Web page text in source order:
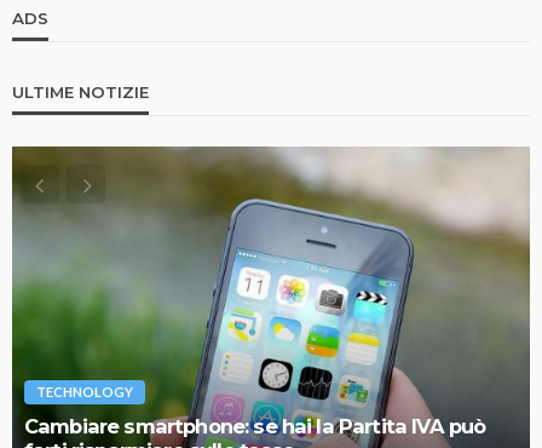
ADS
ULTIME NOTIZIE
TECHNOLOGY
Cambiare smartphone: se hai la Partita IVA può